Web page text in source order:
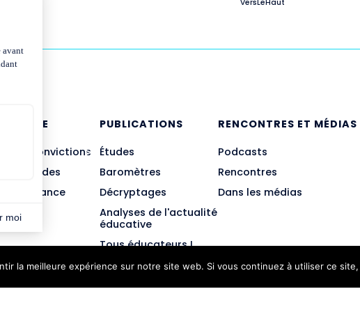
VersLeHaut
et convictions
méthodes
PUBLICATIONS
Études
Baromètres
Décryptages
Analyses de l'actualité
éducative
Tous éducateurs !
RENCONTRES ET MÉDIAS
Podcasts
Rencontres
Dans les médias
la meilleure expérience sur notre site web. Si vous continuez à utiliser ce